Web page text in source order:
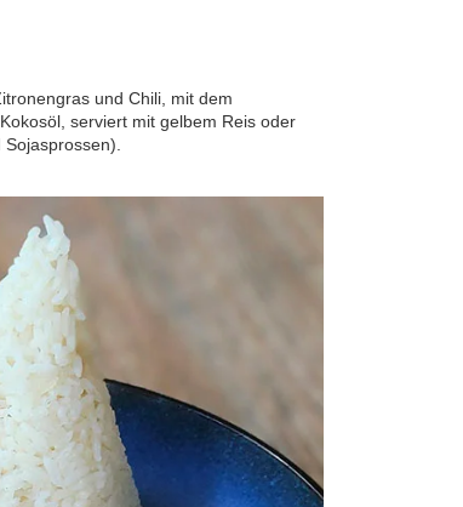
und Chili, mit dem
serviert mit gelbem Reis oder